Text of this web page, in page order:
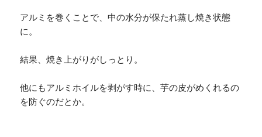
アルミを巻くことで、中の水分が保たれ蒸し焼き状態
に。
結果、焼き上がりがしっとり。
他にもアルミホイルを剥がす時に、芋の皮がめくれるの
を防ぐのだとか。